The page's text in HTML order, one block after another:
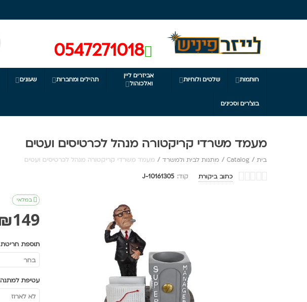
0547271018
חותמות שלטים ולוחיות
אביזרים ליין
ואלכוהול
תהילים ומחברות שעונים 
בוצ'רים וסכינים
מעמד משרדי קריקטורה מנהל לכרטיסים ועטים
בית /
Catalog
/ מתנות לבית ולמשרד / מעמד משרדי קריקטורה מנהל לכרטיסים ועטים
כתוב ביקורת קוד: J-10161305
במלאי 
149
תוספת
עטיפת